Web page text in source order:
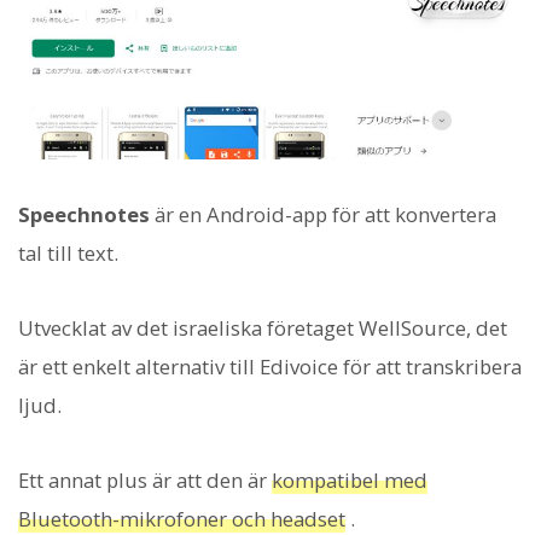
Speechnotes är en Android-app för att konvertera
tal till text.
Utvecklat av det israeliska företaget WellSource, det
är ett enkelt alternativ till Edivoice för att transkribera
ljud.
Ett annat plus är att den ärkompatibel med
Bluetooth-mikrofoner och headset .